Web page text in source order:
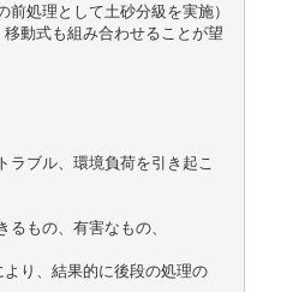
前処理として土砂分級を実施）
動式も組み合わせることが望
ブル、環境負荷を引き起こ
もの、有害なもの、
り、結果的に後段の処理の